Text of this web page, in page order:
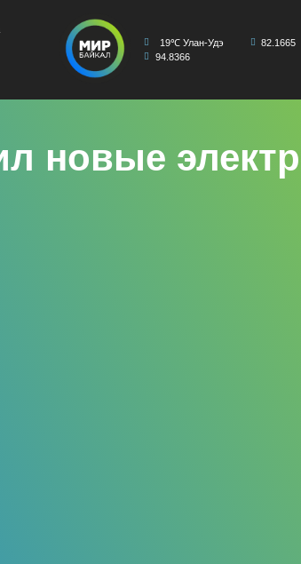
19℃ Улан-Удэ
82.1665
94.8366
новые